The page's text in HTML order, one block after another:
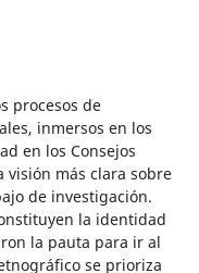
procesos de
inmersos en los
en los Consejos
visión más clara sobre
de investigación.
la identidad
la pauta para ir al
se prioriza